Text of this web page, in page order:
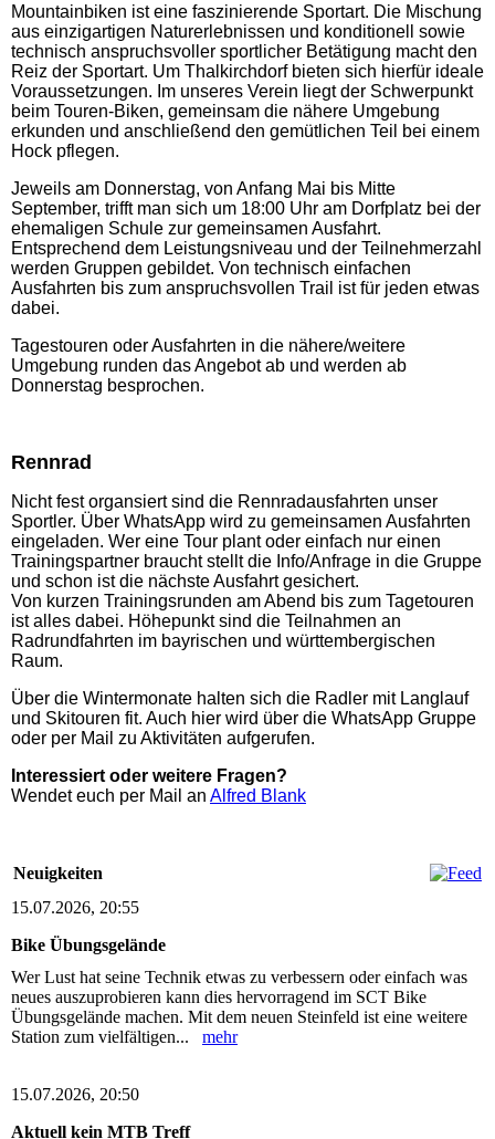
Mountainbiken ist eine faszinierende Sportart. Die Mischung
aus einzigartigen Naturerlebnissen und konditionell sowie
technisch anspruchsvoller sportlicher Betätigung macht den
Reiz der Sportart. Um Thalkirchdorf bieten sich hierfür ideale
Voraussetzungen. Im unseres Verein liegt der Schwerpunkt
beim Touren-Biken, gemeinsam die nähere Umgebung
erkunden und anschließend den gemütlichen Teil bei einem
Hock pflegen.
Jeweils am Donnerstag, von Anfang Mai bis Mitte
September, trifft man sich um 18:00 Uhr am Dorfplatz bei der
ehemaligen Schule zur gemeinsamen Ausfahrt.
Entsprechend dem Leistungsniveau und der Teilnehmerzahl
werden Gruppen gebildet. Von technisch einfachen
Ausfahrten bis zum anspruchsvollen Trail ist für jeden etwas
dabei.
Tagestouren oder Ausfahrten in die nähere/weitere
Umgebung runden das Angebot ab und werden ab
Donnerstag besprochen.
Rennrad
Nicht fest organsiert sind die Rennradausfahrten unser
Sportler. Über WhatsApp wird zu gemeinsamen Ausfahrten
eingeladen. Wer eine Tour plant oder einfach nur einen
Trainingspartner braucht stellt die Info/Anfrage in die Gruppe
und schon ist die nächste Ausfahrt gesichert.
Von kurzen Trainingsrunden am Abend bis zum Tagetouren
ist alles dabei. Höhepunkt sind die Teilnahmen an
Radrundfahrten im bayrischen und württembergischen
Raum.
Über die Wintermonate halten sich die Radler mit Langlauf
und Skitouren fit. Auch hier wird über die WhatsApp Gruppe
oder per Mail zu Aktivitäten aufgerufen.
Interessiert oder weitere Fragen?
Wendet euch per Mail an Alfred Blank
Neuigkeiten
15.07.2026, 20:55
Bike Übungsgelände
Wer Lust hat seine Technik etwas zu verbessern oder einfach was
neues auszuprobieren kann dies hervorragend im SCT Bike
Übungsgelände machen. Mit dem neuen Steinfeld ist eine weitere
Station zum vielfältigen... mehr
15.07.2026, 20:50
Aktuell kein MTB Treff